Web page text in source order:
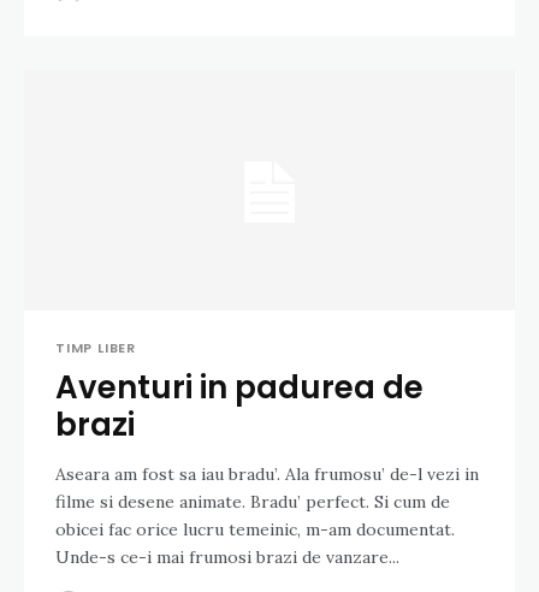
TIMP LIBER
Aventuri in padurea de
brazi
Aseara am fost sa iau bradu’. Ala frumosu’ de-l vezi in
filme si desene animate. Bradu’ perfect. Si cum de
obicei fac orice lucru temeinic, m-am documentat.
Unde-s ce-i mai frumosi brazi de vanzare...